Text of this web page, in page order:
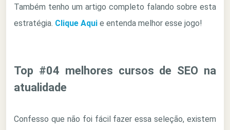
Também tenho um artigo completo falando sobre esta
estratégia. Clique Aqui e entenda melhor esse jogo!
Top #04 melhores cursos de SEO na
atualidade
Confesso que não foi fácil fazer essa seleção, existem